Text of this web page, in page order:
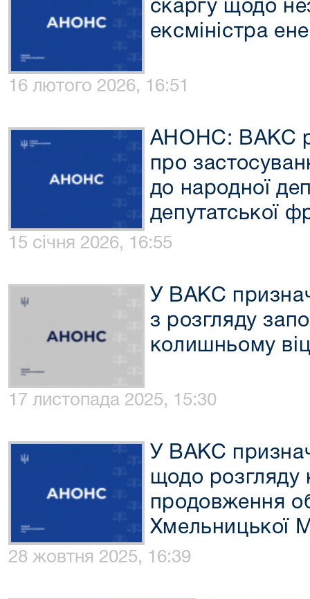
скаргу щодо
ексміністра
16 лютого 2026, 16:51
АНОНС: ВАКС
про
до народної
депутатської
15 січня 2026, 16:55
У ВАКС
з розгляду
колишньому
17 листопада 2025, 15:30
У ВАКС
щодо розгляду
продовження
Хмельницької
28 жовтня 2025, 16:39